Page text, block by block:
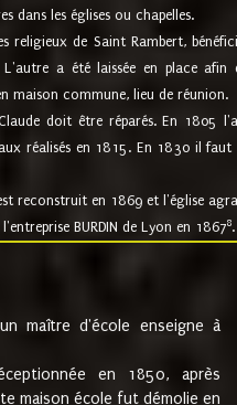
dans les églises ou chapelles.
religieux de Saint Rambert,
a été laissée en place
maison commune, lieu de réunion.
doit être réparés. En 1805
réalisés en 1815. En 1830 il
reconstruit en 1869 et l'église
BURDIN de Lyon en 18678.
maître d'école enseigne à
en 1850, après
maison école fut démolie en